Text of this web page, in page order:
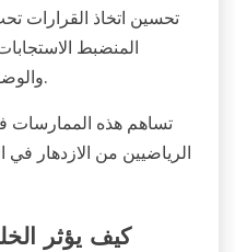
تحسين اتخاذ القرارات
المنضبط
والوضوح في المواقف عالية المخاطر.
تساهم هذه الممارسات
الرياضيين من الازدهار في
كيف يؤثر